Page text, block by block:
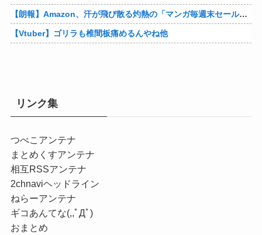
【朗報】Amazon、汗が飛び散る灼熱の「マンガ毎週末セール（50%還元）」を開催！他
【Vtuber】ゴリラも椎間板痛めるんやね他
リンク集
つべこアンテナ
まとめくすアンテナ
相互RSSアンテナ
2chnaviヘッドライン
ねらーアンテナ
ギコあんてな(,,ﾟДﾟ)
おまとめ